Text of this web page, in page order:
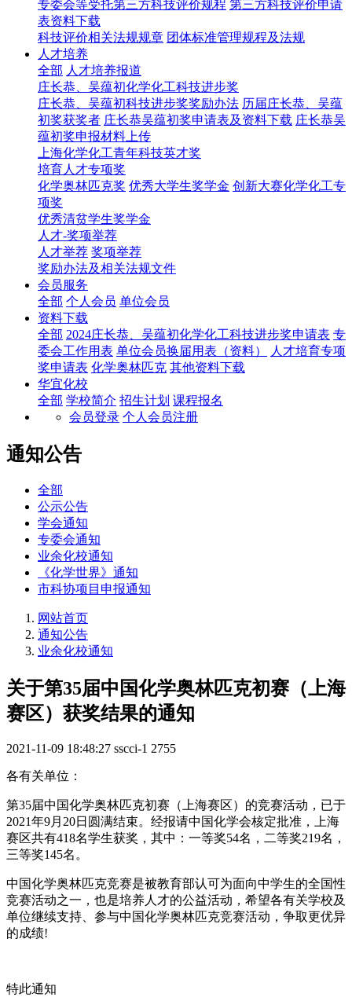
专委会等受托第三方科技评价规程 第三方科技评价申请
表资料下载
科技评价相关法规规章 团体标准管理规程及法规
人才培养
全部 人才培养报道
庄长恭、吴蕴初化学化工科技进步奖
庄长恭、吴蕴初科技进步奖奖励办法 历届庄长恭、吴蕴
初奖获奖者 庄长恭吴蕴初奖申请表及资料下载 庄长恭吴
蕴初奖申报材料上传
上海化学化工青年科技英才奖
培育人才专项奖
化学奥林匹克奖 优秀大学生奖学金 创新大赛化学化工专
项奖
优秀清贫学生奖学金
人才-奖项举荐
人才举荐 奖项举荐
奖励办法及相关法规文件
会员服务
全部 个人会员 单位会员
资料下载
全部 2024庄长恭、吴蕴初化学化工科技进步奖申请表 专
委会工作用表 单位会员换届用表（资料）
人才培育专项
奖申请表 化学奥林匹克 其他资料下载
华宜化校
全部 学校简介 招生计划 课程报名
会员登录 个人会员注册
通知公告
全部
公示公告
学会通知
专委会通知
业余化校通知
《化学世界》通知
市科协项目申报通知
网站首页
通知公告
业余化校通知
关于第35届中国化学奥林匹克初赛（上海
赛区）获奖结果的通知
2021-11-09 18:48:27 sscci-1 2755
各有关单位：
第35届中国化学奥林匹克初赛（上海赛区）的竞赛活动，已于
2021年9月20日圆满结束。经报请中国化学会核定批准，上海
赛区共有418名学生获奖，其中：一等奖54名，二等奖219名，
三等奖145名。
中国化学奥林匹克竞赛是被教育部认可为面向中学生的全国性
竞赛活动之一，也是培养人才的公益活动，希望各有关学校及
单位继续支持、参与中国化学奥林匹克竞赛活动，争取更优异
的成绩!
特此通知